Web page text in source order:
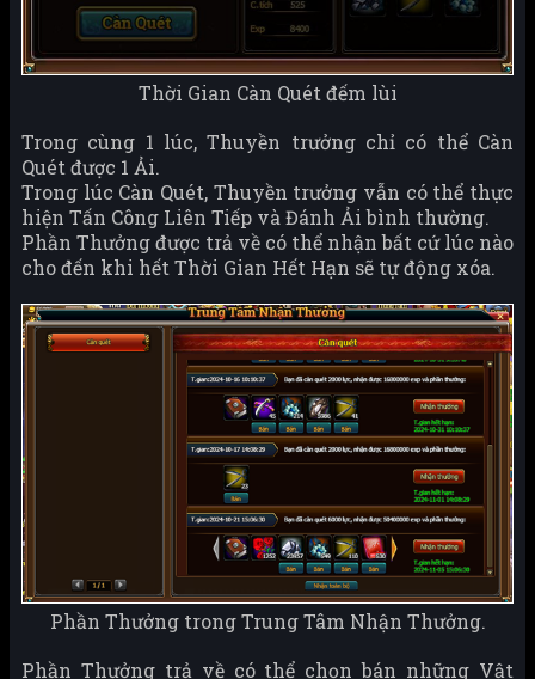
Thời Gian Càn Quét đếm lùi
Trong cùng 1 lúc, Thuyền trưởng chỉ có thể Càn
Quét được 1 Ải.
Trong lúc Càn Quét, Thuyền trưởng vẫn có thể thực
hiện Tấn Công Liên Tiếp và Đánh Ải bình thường.
Phần Thưởng được trả về có thể nhận bất cứ lúc nào
cho đến khi hết Thời Gian Hết Hạn sẽ tự động xóa.
Phần Thưởng trong Trung Tâm Nhận Thưởng.
Phần Thưởng trả về có thể chọn bán những Vật